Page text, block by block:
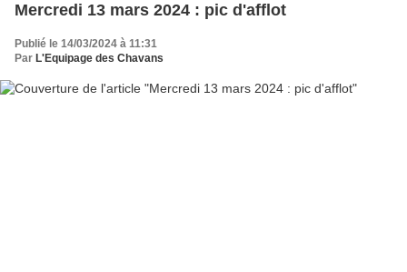
Mercredi 13 mars 2024 : pic d'afflot
Publié le 14/03/2024 à 11:31
Par L'Equipage des Chavans